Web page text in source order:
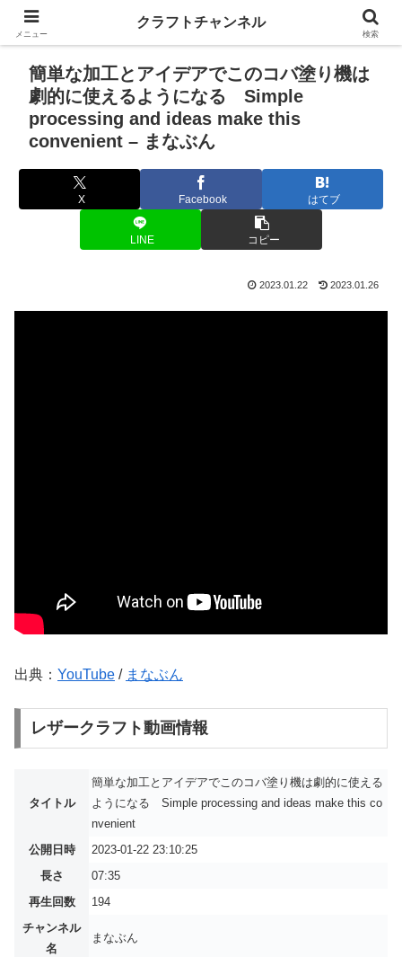
簡単な加工とアイデアでこのコバ塗り機は
劇的に使えるようになる Simple
processing and ideas make this
convenient – まなぶん
X Facebook はてブ
LINE コピー
2023.01.22 2023.01.26
出典： YouTube / まなぶん
レザークラフト動画情報
タイトル
簡単な加工とアイデアでこのコバ塗り機は劇的に使える
ようになる Simple processing and ideas make this co
nvenient
公開日時
2023-01-22 23:10:25
長さ
07:35
再生回数
194
チャンネル
名
まなぶん
メニュー
クラフトチャンネル
検索